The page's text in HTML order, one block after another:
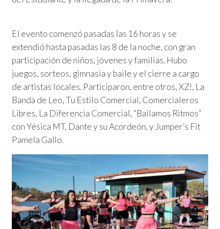
El evento comenzó pasadas las 16 horas y se
extendió hasta pasadas las 8 de la noche, con gran
participación de niños, jóvenes y familias. Hubo
juegos, sorteos, gimnasia y baile y el cierre a cargo
de artistas locales. Participaron, entre otros, XZ!, La
Banda de Leo, Tu Estilo Comercial, Comercialeros
Libres, La Diferencia Comercial, “Bailamos Ritmos”
con Yésica MT, Dante y su Acordeón, y Jumper’s Fit
Pamela Gallo.